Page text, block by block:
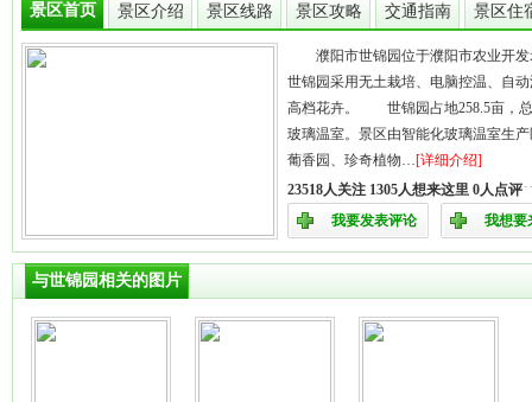
景区首页 景区介绍 景区线路 景区攻略 交通指南 景区住
濮阳市世锦园位于濮阳市农业开发
世锦园采用无土栽培、电脑控温、自
高档花卉。 世锦园占地258.5亩，总
玻璃温室。景区由智能化玻璃温室生
葡香园、珍奇植物…[详细介绍]
23518人关注 1305人想来这里 0人点评
我要发表评论
我想要
与世锦园相关的图片